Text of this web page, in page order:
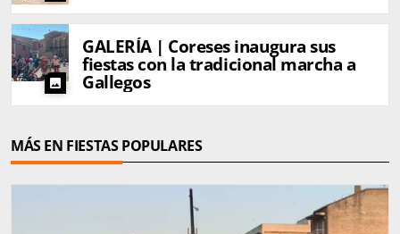
photo
GALERÍA | Coreses inaugura sus
fiestas con la tradicional marcha a
Gallegos
MÁS EN FIESTAS POPULARES